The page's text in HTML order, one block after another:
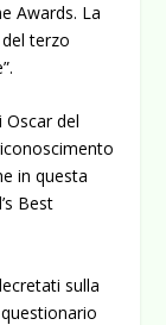
Awards. La
terzo
Oscar del
in questa
Best
sulla